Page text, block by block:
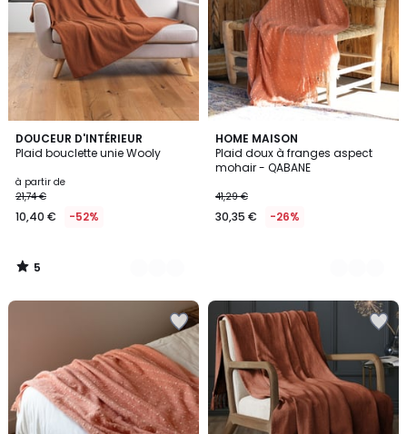
DOUCEUR D'INTÉRIEUR
Plaid bouclette unie Wooly
à partir de
21,74 €
10,40 € -52%
5
/
2
Couleurs
5
/
HOME MAISON
Plaid doux à franges aspect
mohair - QABANE
41,29 €
30,35 € -26%
2
Couleurs